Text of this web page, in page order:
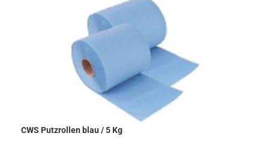
CWS Putzrollen blau / 5 Kg